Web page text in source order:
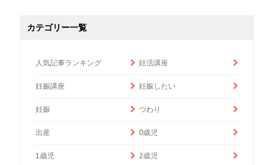
カテゴリー一覧
人気記事ランキング 妊活講座
妊娠講座 妊娠したい
妊娠 つわり
出産 0歳児
1歳児 2歳児